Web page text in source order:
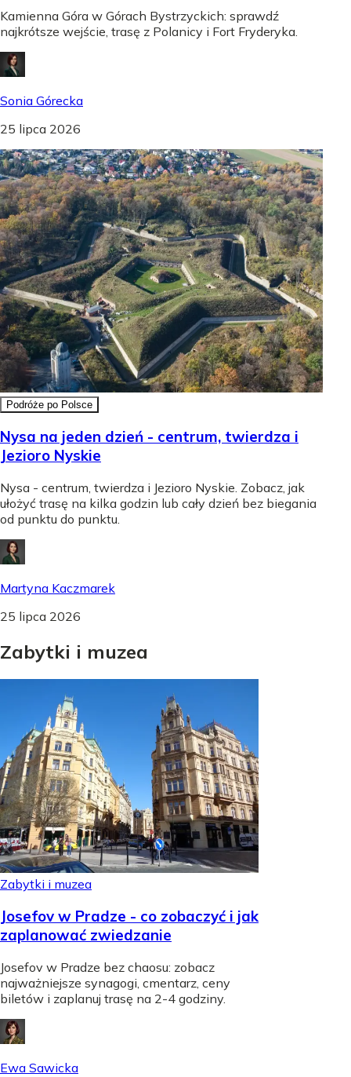
Kamienna Góra w Górach Bystrzyckich: sprawdź
najkrótsze wejście, trasę z Polanicy i Fort Fryderyka.
Sonia Górecka
25 lipca 2026
Podróże po Polsce
Nysa na jeden dzień - centrum, twierdza i
Jezioro Nyskie
Nysa - centrum, twierdza i Jezioro Nyskie. Zobacz, jak
ułożyć trasę na kilka godzin lub cały dzień bez biegania
od punktu do punktu.
Martyna Kaczmarek
25 lipca 2026
Zabytki i muzea
Zabytki i muzea
Josefov w Pradze - co zobaczyć i jak
zaplanować zwiedzanie
Josefov w Pradze bez chaosu: zobacz
najważniejsze synagogi, cmentarz, ceny
biletów i zaplanuj trasę na 2-4 godziny.
Ewa Sawicka